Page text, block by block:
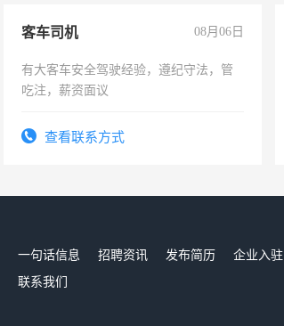
客车司机 08月06日
有大客车安全驾驶经验，遵纪守法，管
吃注，薪资面议
查看联系方式
一句话信息 招聘资讯 发布简历 企业入驻
联系我们